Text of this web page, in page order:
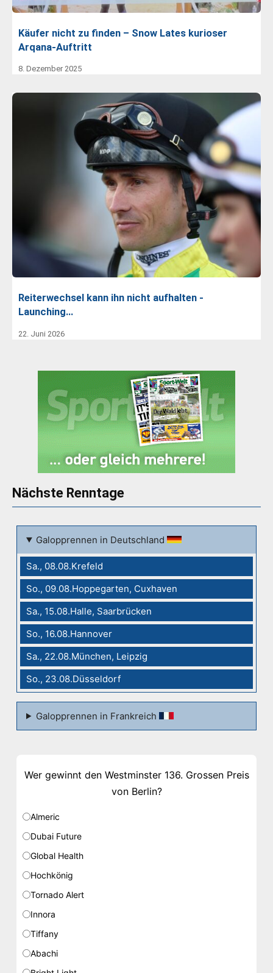
Käufer nicht zu finden – Snow Lates kurioser
Arqana-Auftritt
8. Dezember 2025
Reiterwechsel kann ihn nicht aufhalten -
Launching…
22. Juni 2026
Nächste Renntage
Galopprennen in Deutschland
Sa., 08.08.Krefeld
So., 09.08.Hoppegarten, Cuxhaven
Sa., 15.08.Halle, Saarbrücken
So., 16.08.Hannover
Sa., 22.08.München, Leipzig
So., 23.08.Düsseldorf
Galopprennen in Frankreich
Wer gewinnt den Westminster 136. Grossen Preis
von Berlin?
Almeric
Dubai Future
Global Health
Hochkönig
Tornado Alert
Innora
Tiffany
Abachi